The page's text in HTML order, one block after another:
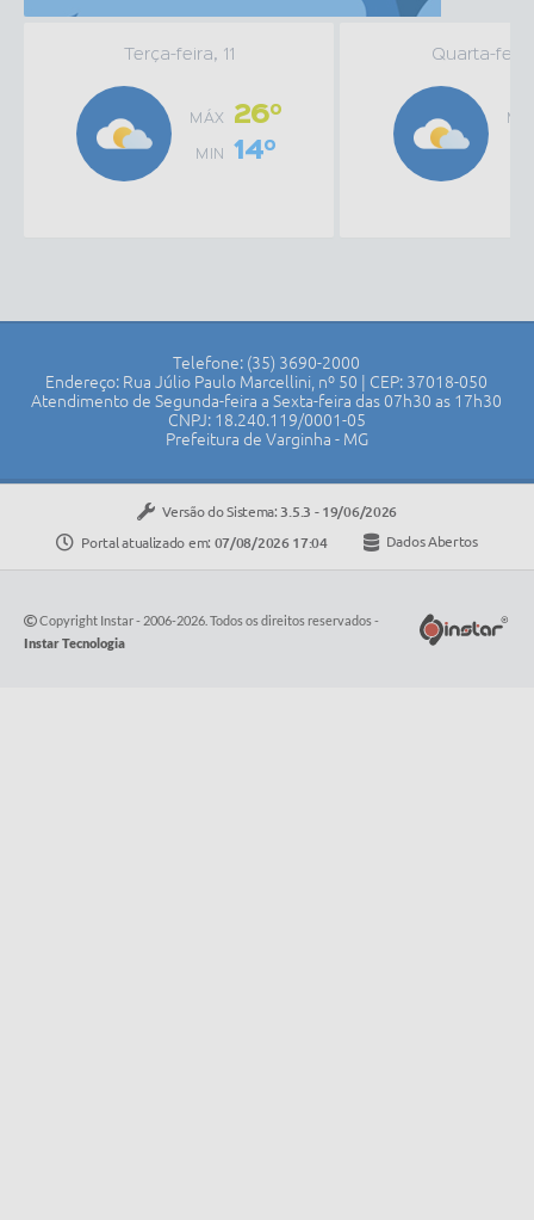
Terça-feira, 11
MÁX 26º
MIN 14º
Quarta-
Telefone: (35) 3690-2000
Endereço: Rua Júlio Paulo Marcellini, nº 50 | CEP: 37018-050
Atendimento de Segunda-feira a Sexta-feira das 07h30 as 17h30
CNPJ: 18.240.119/0001-05
Prefeitura de Varginha - MG
Versão do Sistema: 3.5.3 - 19/06/2026
Portal atualizado em: 07/08/2026 17:04 Dados Abertos
Copyright Instar - 2006-2026. Todos os direitos reservados -
Instar Tecnologia